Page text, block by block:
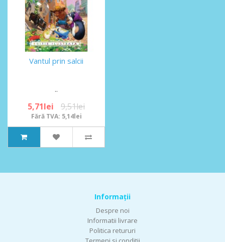
Vantul prin salcii
..
5,71lei 9,51lei
Fără TVA: 5,14lei
Informaţii
Despre noi
Informatii livrare
Politica retururi